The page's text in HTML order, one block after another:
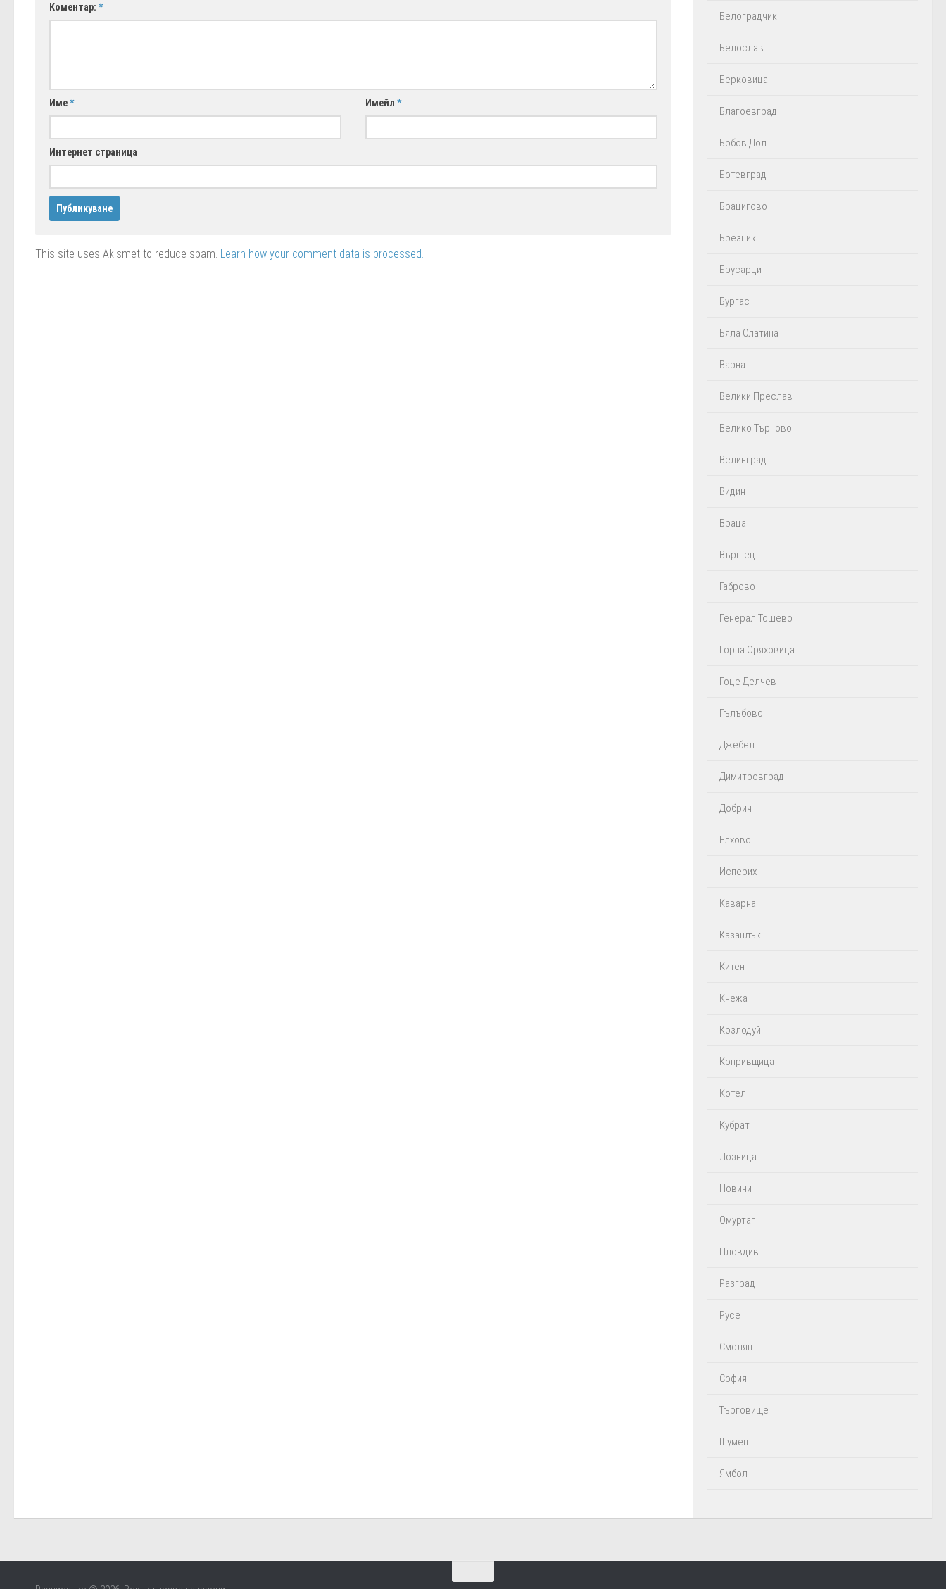
Коментар: *
Име* Имейл*
Интернет страница
This site uses Akismet to reduce spam. Learn how your comment data is processed.
Белоградчик
Белослав
Берковица
Благоевград
Бобов Дол
Ботевград
Брацигово
Брезник
Брусарци
Бургас
Бяла Слатина
Варна
Велики Преслав
Велико Търново
Велинград
Видин
Враца
Вършец
Габрово
Генерал Тошево
Горна Оряховица
Гоце Делчев
Гълъбово
Джебел
Димитровград
Добрич
Елхово
Исперих
Каварна
Казанлък
Китен
Кнежа
Козлодуй
Копривщица
Котел
Кубрат
Лозница
Новини
Омуртаг
Пловдив
Разград
Русе
Смолян
София
Търговище
Шумен
Ямбол